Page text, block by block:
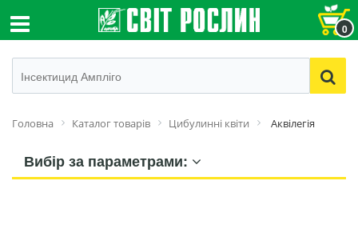
0
Головна Каталог товарів Цибулинні квіти Аквілегія
Вибір за параметрами: